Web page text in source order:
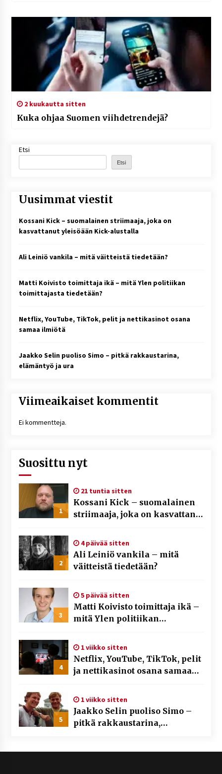
2 kuukautta sitten
Kuka ohjaa Suomen viihdetrendejä?
Etsi
Etsi
Uusimmat viestit
Kossani Kick – suomalainen striimaaja, joka on
kasvattanut yleisöään Kick-alustalla
Ali Leiniö vankila – mitä väitteistä tiedetään?
Matti Koivisto toimittaja ikä – mitä Ylen politiikan
toimittajasta tiedetään?
Netflix, YouTube, TikTok, pelit ja nettikasinot osana
samaa ilmiötä
Jaakko Selin puoliso Simo – pitkä rakkaustarina,
elämäntyö ja ura
Viimeaikaiset kommentit
Ei kommentteja.
Suosittu nyt
1
21 tuntia sitten
Kossani Kick – suomalainen
striimaaja, joka on kasvattanut
2
4 päivää sitten
Ali Leiniö vankila – mitä
väitteistä tiedetään?
3
5 päivää sitten
Matti Koivisto toimittaja ikä –
mitä Ylen politiikan
4
1 viikko sitten
Netflix, YouTube, TikTok, pelit
ja nettikasinot osana samaa
5
1 viikko sitten
Jaakko Selin puoliso Simo –
pitkä rakkaustarina,